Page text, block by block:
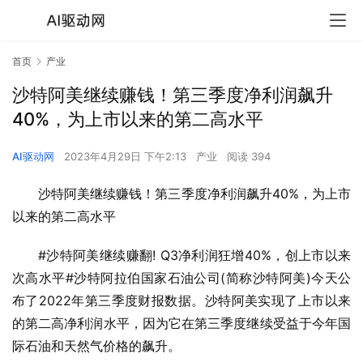
首页 产业
沙特阿美继续赚钱！第三季度净利润飙升
40%，为上市以来的第二高水平
AI驱动网 2023年4月29日 下午2:13 产业 阅读 394
沙特阿美继续赚钱！第三季度净利润飙升40%，为上市
以来的第二高水平
#沙特阿美继续赚翻! Q3净利润狂增40%，创上市以来
次高水平#沙特阿拉伯国家石油公司(简称沙特阿美)今天公
布了2022年第三季度财报数据。沙特阿美实现了上市以来
的第二高净利润水平，因为它在第三季度继续受益于今年国
际石油和天然气价格的飙升。